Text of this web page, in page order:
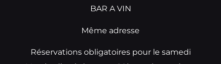
BAR A VIN
Même adresse
Réservations obligatoires pour le samedi